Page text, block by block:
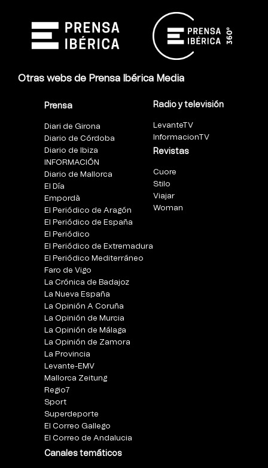
Otras webs de Prensa Ibérica Media
Prensa
Diari de Girona
Diario de Córdoba
Diario de Ibiza
INFORMACIÓN
Diario de Mallorca
El Día
Empordà
El Periódico de Aragón
El Periódico de España
El Periódico
El Periódico de Extremadura
El Periódico Mediterráneo
Faro de Vigo
La Crónica de Badajoz
La Nueva España
La Opinión A Coruña
La Opinión de Murcia
La Opinión de Málaga
La Opinión de Zamora
La Provincia
Levante-EMV
Mallorca Zeitung
Regio7
Sport
Superdeporte
El Correo Gallego
El Correo de Andalucia
Canales temáticos
Radio y televisión
LevanteTV
InformacionTV
Revistas
Cuore
Stilo
Viajar
Woman